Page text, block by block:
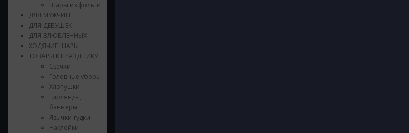
Шары из фольги
ДЛЯ МУЖЧИН
ДЛЯ ДЕВУШЕК
ДЛЯ ВЛЮБЛЕННЫХ
ХОДЯЧИЕ ШАРЫ
ТОВАРЫ К ПРАЗДНИКУ
Свечки
Головные уборы
Хлопушки
Гирлянды,
баннеры
Язычки-гудки
Наклейки